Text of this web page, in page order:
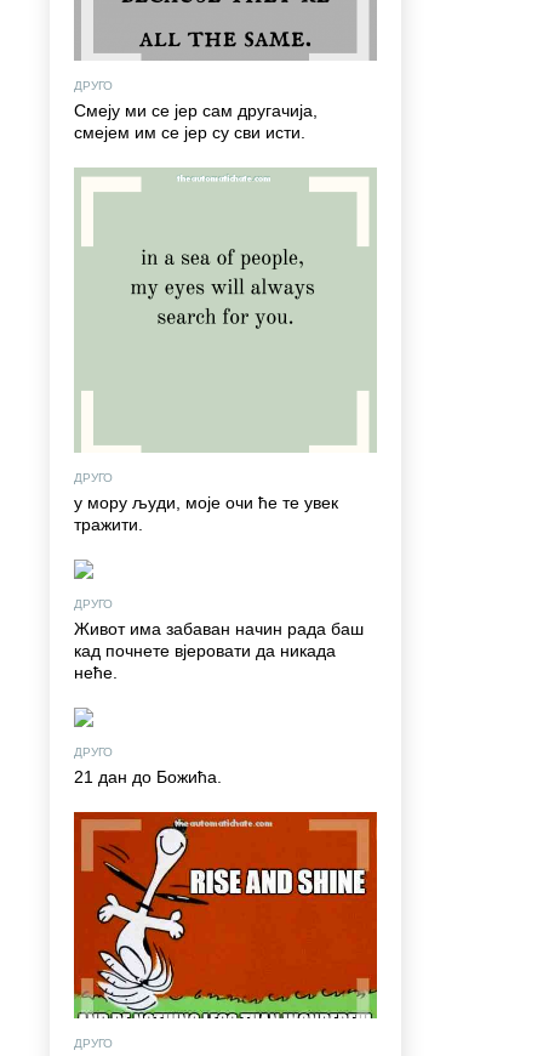
ДРУГО
Смеју ми се јер сам другачија,
смејем им се јер су сви исти.
ДРУГО
у мору људи, моје очи ће те увек
тражити.
ДРУГО
Живот има забаван начин рада баш
кад почнете вјеровати да никада
неће.
ДРУГО
21 дан до Божића.
ДРУГО